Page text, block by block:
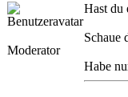
Moderator
Hast du
Schaue
Habe